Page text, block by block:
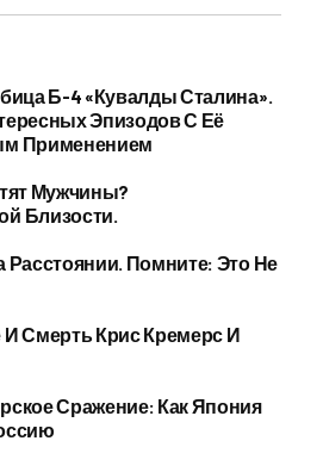
Б-4 «Кувалды Сталина».
Эпизодов С Её
Применением
Мужчины?
Близости.
Расстоянии. Помните: Это Не
И Смерть Крис Кремерс И
Сражение: Как Япония